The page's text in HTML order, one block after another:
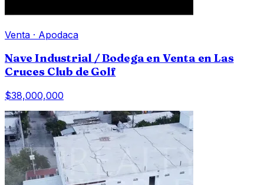
Venta · Apodaca
Nave Industrial / Bodega en Venta en Las
Cruces Club de Golf
$38,000,000